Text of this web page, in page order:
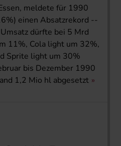
meldete für 1990
einen Absatzrekord --
dürfte bei 5 Mrd
11%, Cola light um 32%,
Sprite light um 30%
bis Dezember 1990
1,2 Mio hl abgesetzt